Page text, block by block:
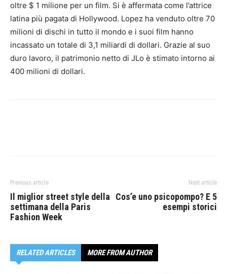
oltre $ 1 milione per un film. Si è affermata come l’attrice
latina più pagata di Hollywood. Lopez ha venduto oltre 70
milioni di dischi in tutto il mondo e i suoi film hanno
incassato un totale di 3,1 miliardi di dollari. Grazie al suo
duro lavoro, il patrimonio netto di JLo è stimato intorno ai
400 milioni di dollari.
Previous article
Il miglior street style della
settimana della Paris
Fashion Week
Next article
Cos’e uno psicopompo? E 5
esempi storici
RELATED ARTICLES MORE FROM AUTHOR